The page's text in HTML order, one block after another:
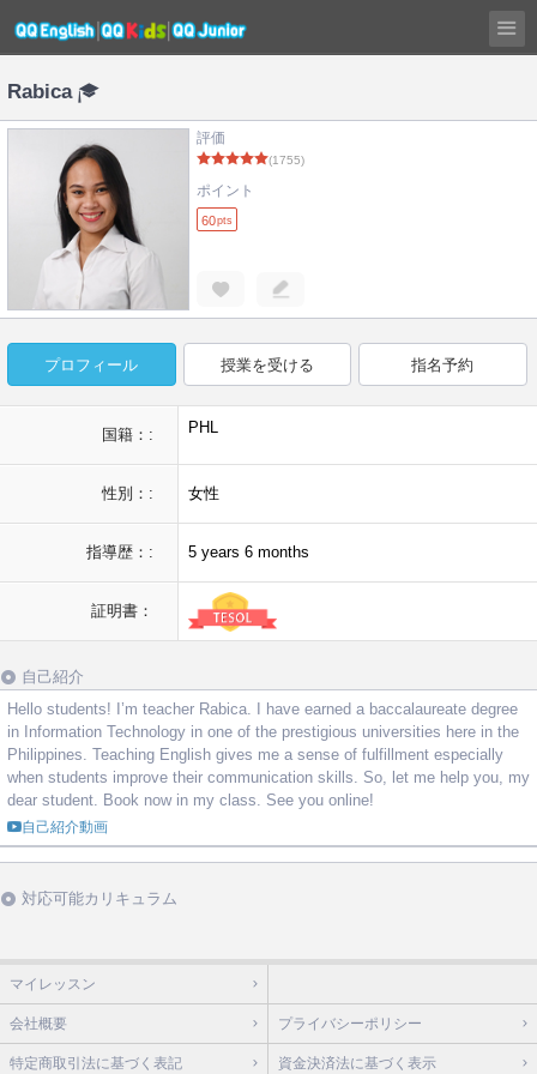
Rabica
評価
(1755)
ポイント
60pts
プロフィール 授業を受ける 指名予約
国籍：: PHL
性別：: 女性
指導歴：: 5 years 6 months
証明書：
自己紹介
Hello students! I’m teacher Rabica. I have earned a baccalaureate degree
in Information Technology in one of the prestigious universities here in the
Philippines. Teaching English gives me a sense of fulfillment especially
when students improve their communication skills. So, let me help you, my
dear student. Book now in my class. See you online!
自己紹介動画
対応可能カリキュラム
マイレッスン
会社概要 プライバシーポリシー
特定商取引法に基づく表記 資金決済法に基づく表示